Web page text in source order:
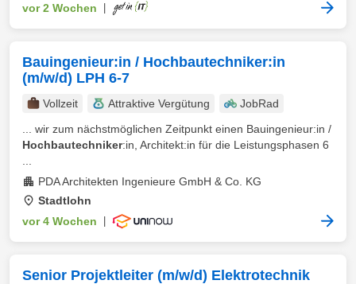
vor 2 Wochen
Bauingenieur:in / Hochbautechniker:in
(m/w/d) LPH 6-7
Vollzeit Attraktive Vergütung
JobRad
... wir zum nächstmöglichen Zeitpunkt einen Bauingenieur:in /
Hochbautechniker:in, Architekt:in für die Leistungsphasen 6
PDA Architekten Ingenieure GmbH & Co. KG
Stadtlohn
vor 4 Wochen
Senior Projektleiter (m/w/d) Elektrotechnik